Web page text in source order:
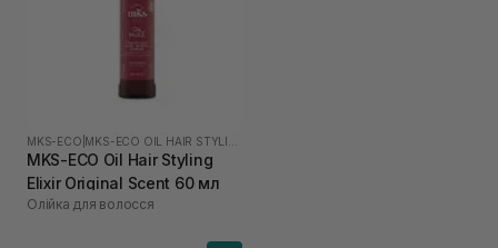
MKS-ECO
MKS-ECO Oil Hair Styling
Elixir Original Scent 60 мл
Олійка для волосся